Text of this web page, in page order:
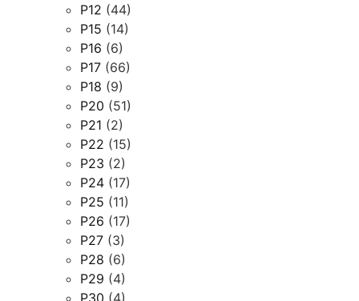
P12 (44)
P15 (14)
P16 (6)
P17 (66)
P18 (9)
P20 (51)
P21 (2)
P22 (15)
P23 (2)
P24 (17)
P25 (11)
P26 (17)
P27 (3)
P28 (6)
P29 (4)
P30 (4)